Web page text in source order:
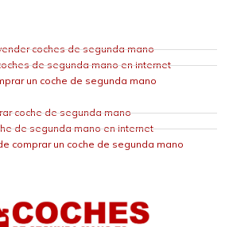
coches de segunda mano
de segunda mano en internet
un coche de segunda mano
coche de segunda mano
de segunda mano en internet
comprar un coche de segunda mano